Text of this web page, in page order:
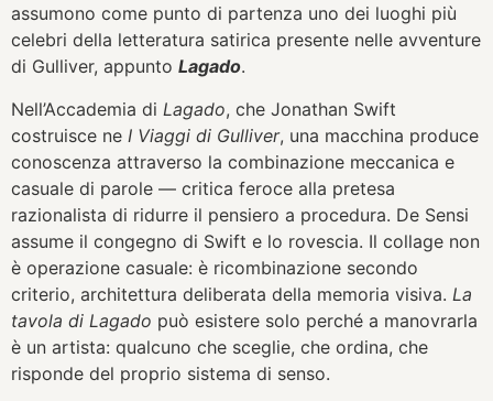
assumono come punto di partenza uno dei luoghi più
celebri della letteratura satirica presente nelle avventure
di Gulliver, appunto Lagado.
Nell’Accademia di Lagado, che Jonathan Swift
costruisce ne I Viaggi di Gulliver, una macchina produce
conoscenza attraverso la combinazione meccanica e
casuale di parole — critica feroce alla pretesa
razionalista di ridurre il pensiero a procedura. De Sensi
assume il congegno di Swift e lo rovescia. Il collage non
è operazione casuale: è ricombinazione secondo
criterio, architettura deliberata della memoria visiva. La
tavola di Lagado può esistere solo perché a manovrarla
è un artista: qualcuno che sceglie, che ordina, che
risponde del proprio sistema di senso.